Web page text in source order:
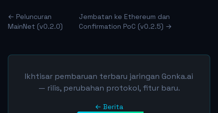
← Peluncuran
MainNet (v0.2.0)
Jembatan ke Ethereum dan
Confirmation PoC (v0.2.5) →
Ikhtisar pembaruan terbaru jaringan Gonka.ai
— rilis, perubahan protokol, fitur baru.
← Berita